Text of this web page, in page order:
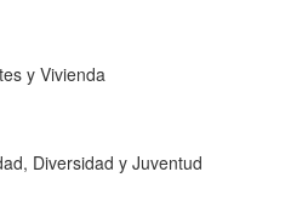
y Vivienda
Diversidad y Juventud